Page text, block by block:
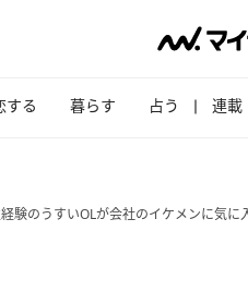
する 暮らす 占う 連載
験のうすいOLが会社のイケメンに気に